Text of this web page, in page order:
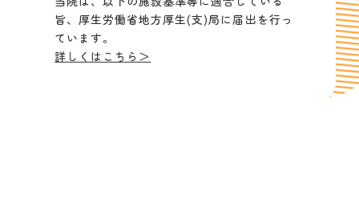
旨、厚生労働省地方厚生(支)局に届出を行っ
ています。
詳しくはこちら＞